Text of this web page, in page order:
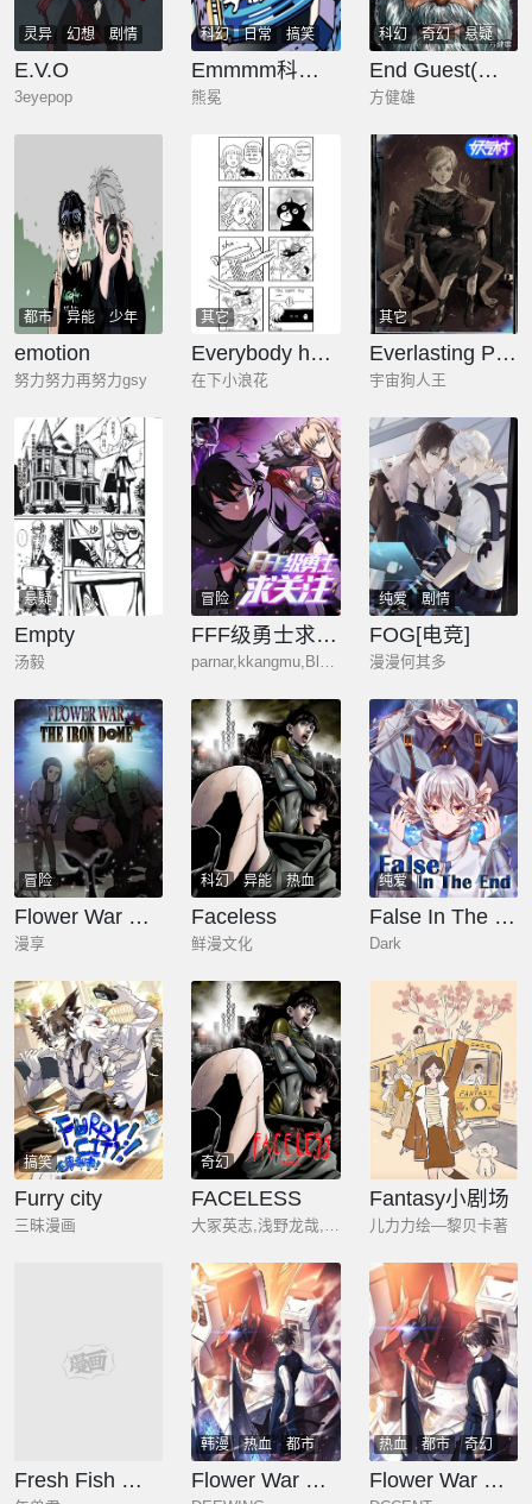
灵异 幻想
剧情
科幻
异能
E.V.O
3eyepop
科幻 日常 搞笑
Emmmm科学手帐
熊冕
科幻 奇幻 悬疑
End Guest(穷客)
方健雄
都市 异能
少年
热血
日常
emotion
努力努力再努力gsy
其它
Everybody hates me
在下小浪花
其它
Everlasting Polka 永不停息的波尔卡
宇宙狗人王
悬疑
Empty
汤毅
冒险
FFF级勇士求关注
纯爱 剧情
FOG[电竞]
漫漫何其多
冒险
Flower War 第二季
漫享
科幻 异能
热血
剧情
Faceless
鲜漫文化
纯爱
False In The End
Dark
搞笑
Furry city
三昧漫画
奇幻
FACELESS Fantasy小剧场
儿力力绘—黎贝卡著
Fresh Fish 末日之影
韩漫 热血
都市
奇幻
少年 玄幻
Flower War 第三季
热血 都市 奇幻
Flower War 第三季 - The Beginning